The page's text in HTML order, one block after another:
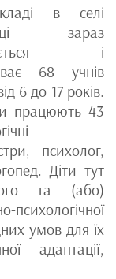
в селі
зараз
і
68 учнів
6 до 17 років.
працюють 43
психолог,
Діти тут
та (або)
умов для їх
адаптації,